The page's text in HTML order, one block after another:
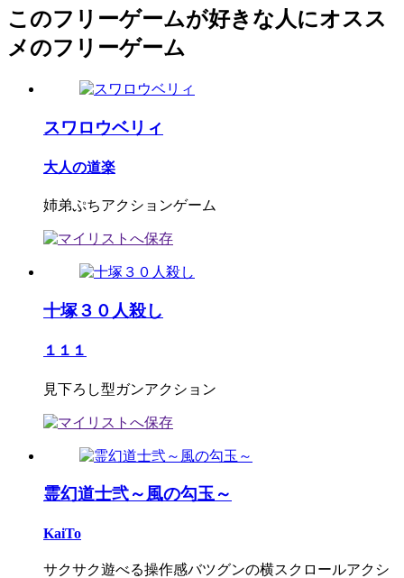
このフリーゲームが好きな人にオスス
メのフリーゲーム
スワロウベリィ
大人の道楽
姉弟ぷちアクションゲーム
十塚３０人殺し
１１１
見下ろし型ガンアクション
霊幻道士弐～風の勾玉～
KaiTo
サクサク遊べる操作感バツグンの横スクロールアクシ